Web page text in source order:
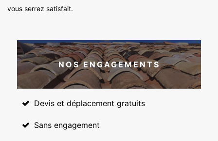
vous serrez satisfait.
NOS ENGAGEMENTS
Devis et déplacement gratuits
Sans engagement